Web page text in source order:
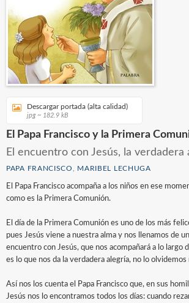
Descargar portada (alta calidad)
jpg ~ 182.9 kB
El Papa Francisco y la Primera
El encuentro con Jesús, la verdadera
PAPA FRANCISCO MARIBEL LECHUGA
El Papa Francisco acompaña a los niños en ese
como es la Primera Comunión.
El día de la Primera Comunión es uno de los más
pues Jesús viene a nuestra alma y nos llenamos de
encuentro con Jesús, que nos acompañará a lo largo
es lo que nos da la verdadera alegría, no lo olvidemos
Así nos los cuenta el Papa Francisco que, en sus
Jesús nos lo encontramos todos los días: cuando